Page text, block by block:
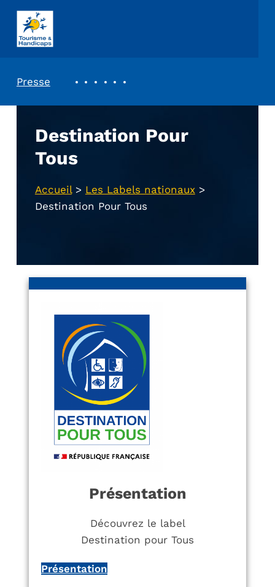
ASSOCIATION TOURISME ET HANDICAPS
Presse
Destination Pour
Tous
Accueil> Les Labels nationaux>
Destination Pour Tous
Présentation
Découvrez le label
Destination pour Tous
Présentation